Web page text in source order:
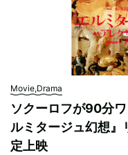
Movie,Drama
ソクーロフが90分
ルミタージュ幻想』
定上映